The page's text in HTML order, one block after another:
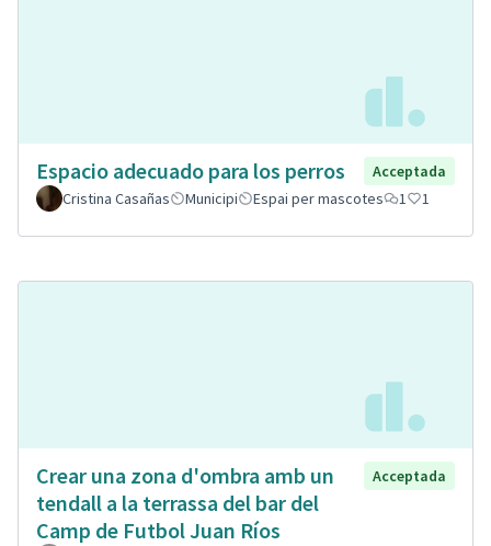
Espacio adecuado para los perros
Acceptada
Cristina Casañas
Municipi Espai per mascotes 1 1
Crear una zona d'ombra amb un
tendall a la terrassa del bar del
Camp de Futbol Juan Ríos
Acceptada